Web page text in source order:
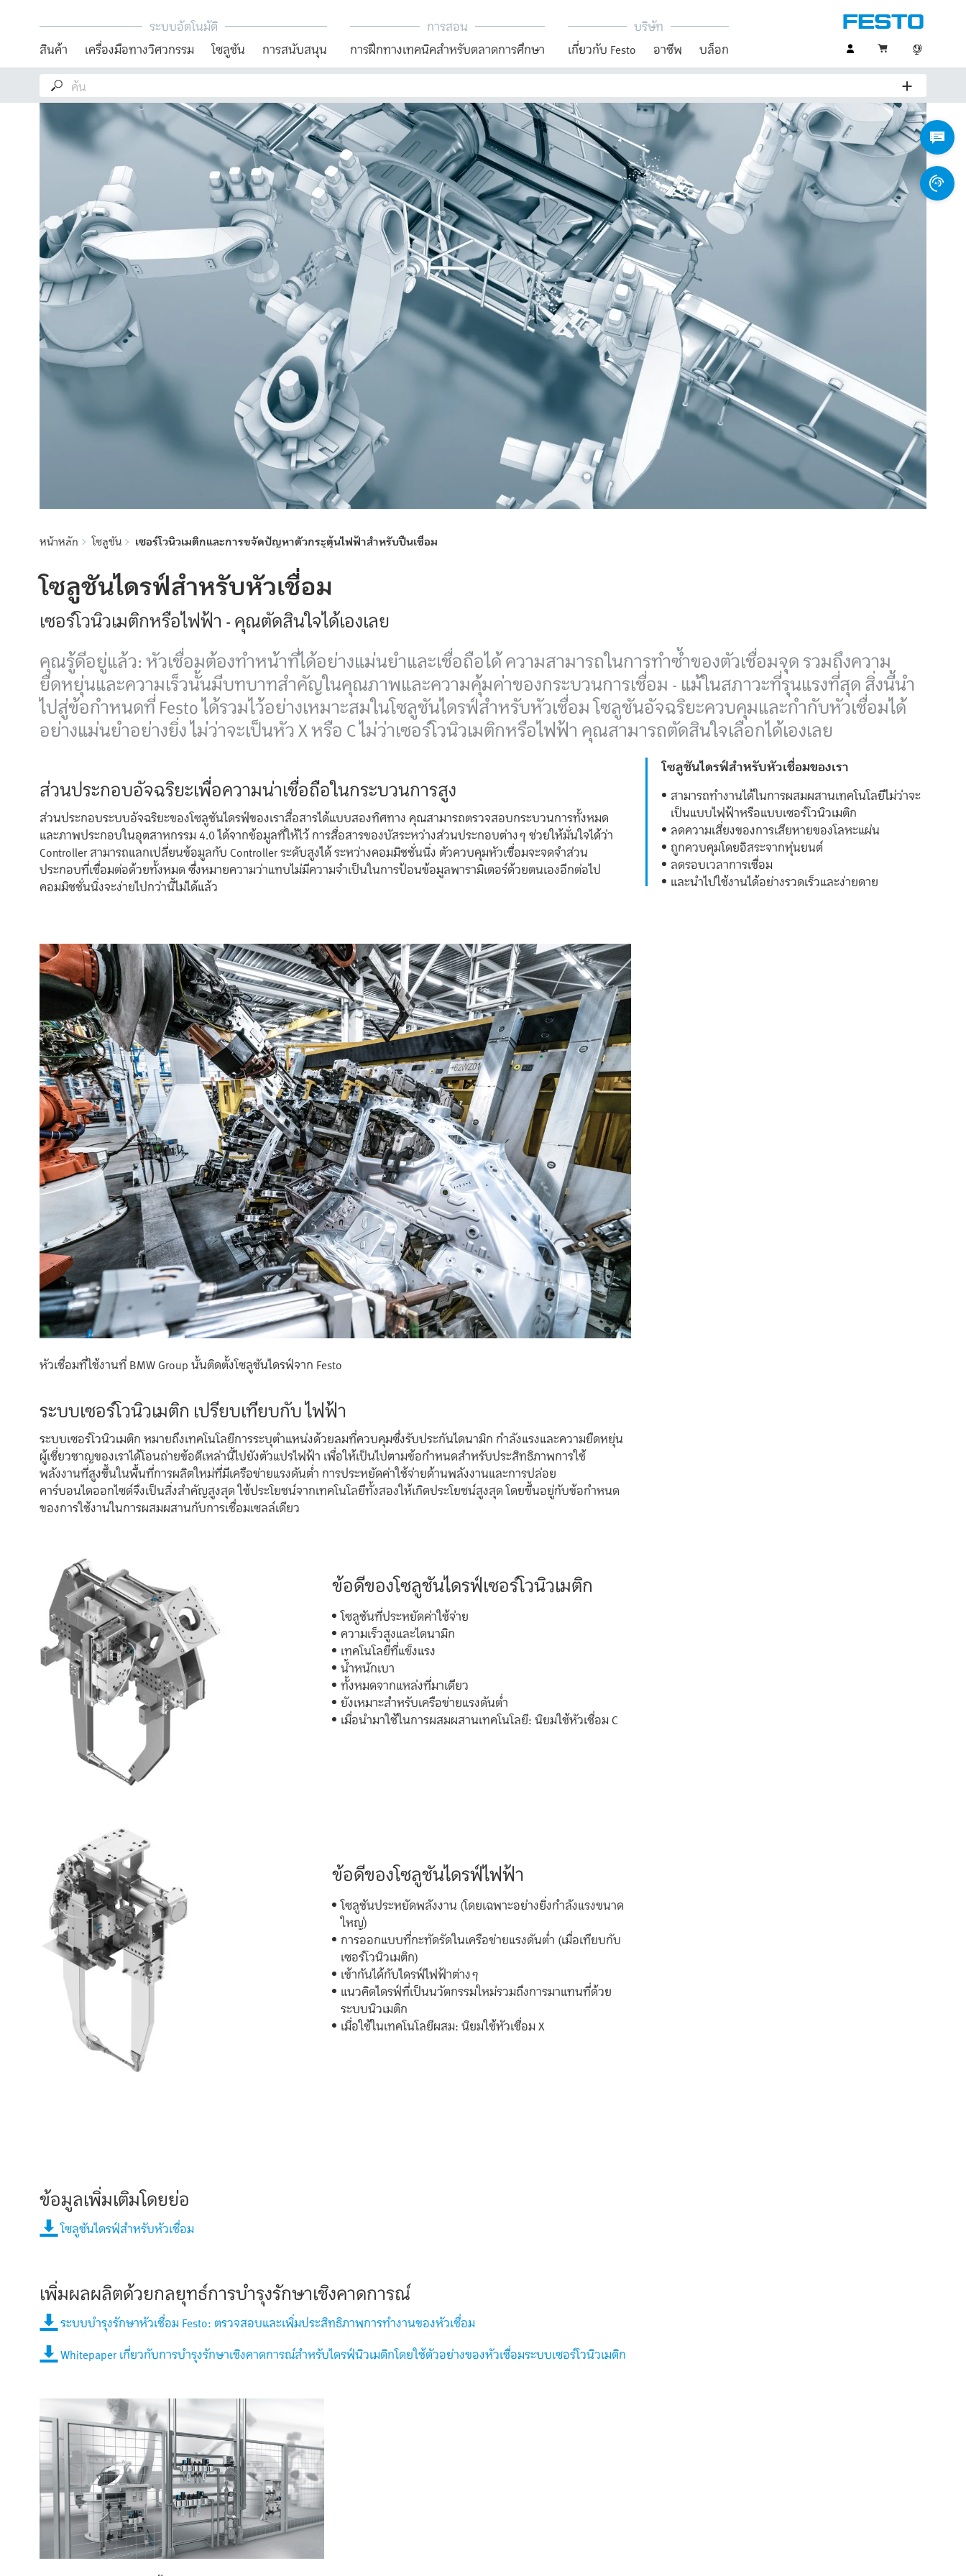
ระบบอัตโนมัติ
สินค้า
เครื่องมือทางวิศวกรรม โซลูชัน การสนับสนุน
การสอน
การฝึกทางเทคนิคสำหรับตลาดการศึกษา
บริษัท
เกี่ยวกับ Festo
อาชีพ บล็อก
หน้าหลัก โซลูชัน เซอร์โวนิวเมติกและการขจัดปัญหาตัวกระุตุ้นไฟฟ้าสำหรับปืนเชื่อม
โซลูชันไดรฟ์สำหรับหัวเชื่อม
เซอร์โวนิวเมติกหรือไฟฟ้า - คุณตัดสินใจได้เองเลย
คุณรู้ดีอยู่แล้ว: หัวเชื่อมต้องทำหน้าที่ได้อย่างแม่นยำและเชื่อถือได้ ความสามารถในการทำซ้ำของตัวเชื่อมจุด รวมถึงความ
ยืดหยุ่นและความเร็วนั้นมีบทบาทสำคัญในคุณภาพและความคุ้มค่าของกระบวนการเชื่อม - แม้ในสภาวะที่รุนแรงที่สุด สิ่งนี้นำ
ไปสู่ข้อกำหนดที่ Festo ได้รวมไว้อย่างเหมาะสมในโซลูชันไดรฟ์สำหรับหัวเชื่อม โซลูชันอัจฉริยะควบคุมและกำกับหัวเชื่อมได้
อย่างแม่นยำอย่างยิ่ง ไม่ว่าจะเป็นหัว X หรือ C ไม่ว่าเซอร์โวนิวเมติกหรือไฟฟ้า คุณสามารถตัดสินใจเลือกได้เองเลย
ส่วนประกอบอัจฉริยะเพื่อความน่าเชื่อถือในกระบวนการสูง
ส่วนประกอบระบบอัจฉริยะของโซลูชันไดรฟ์ของเราสื่อสารได้แบบสองทิศทาง คุณสามารถตรวจสอบกระบวนการทั้งหมด
และภาพประกอบในอุตสาหกรรม 4.0 ได้จากข้อมูลที่ให้ไว้ การสื่อสารของบัสระหว่างส่วนประกอบต่างๆ ช่วยให้มั่นใจได้ว่า
Controller สามารถแลกเปลี่ยนข้อมูลกับ Controller ระดับสูงได้ ระหว่างคอมมิชชั่นนิ่ง ตัวควบคุมหัวเชื่อมจะจดจำส่วน
ประกอบที่เชื่อมต่อด้วยทั้งหมด ซึ่งหมายความว่าแทบไม่มีความจำเป็นในการป้อนข้อมูลพารามิเตอร์ด้วยตนเองอีกต่อไป
คอมมิชชั่นนิ่งจะง่ายไปกว่านี้ไม่ได้แล้ว
โซลูชันไดรฟ์สำหรับหัวเชื่อมของเรา
สามารถทำงานได้ในการผสมผสานเทคโนโลยีไม่ว่าจะ
เป็นแบบไฟฟ้าหรือแบบเซอร์โวนิวเมติก
ลดความเสี่ยงของการเสียหายของโลหะแผ่น
ถูกควบคุมโดยอิสระจากหุ่นยนต์
ลดรอบเวลาการเชื่อม
และนำไปใช้งานได้อย่างรวดเร็วและง่ายดาย
หัวเชื่อมที่ใช้งานที่ BMW Group นั้นติดตั้งโซลูชันไดรฟ์จาก Festo
ระบบเซอร์โวนิวเมติก เปรียบเทียบกับ ไฟฟ้า
ระบบเซอร์โวนิวเมติก หมายถึงเทคโนโลยีการระบุตำแหน่งด้วยลมที่ควบคุมซึ่งรับประกันไดนามิก กำลังแรงและความยืดหยุ่น
ผู้เชี่ยวชาญของเราได้โอนถ่ายข้อดีเหล่านี้ไปยังตัวแปรไฟฟ้า เพื่อให้เป็นไปตามข้อกำหนดสำหรับประสิทธิภาพการใช้
พลังงานที่สูงขึ้นในพื้นที่การผลิตใหม่ที่มีเครือข่ายแรงดันต่ำ การประหยัดค่าใช้จ่ายด้านพลังงานและการปล่อย
คาร์บอนไดออกไซด์จึงเป็นสิ่งสำคัญสูงสุด ใช้ประโยชน์จากเทคโนโลยีทั้งสองให้เกิดประโยชน์สูงสุด โดยขึ้นอยู่กับข้อกำหนด
ของการใช้งานในการผสมผสานกับการเชื่อมเซลล์เดียว
ข้อดีของโซลูชันไดรฟ์เซอร์โวนิวเมติก
โซลูชันที่ประหยัดค่าใช้จ่าย
ความเร็วสูงและไดนามิก
เทคโนโลยีที่แข็งแรง
น้ำหนักเบา
ทั้งหมดจากแหล่งที่มาเดียว
ยังเหมาะสำหรับเครือข่ายแรงดันต่ำ
เมื่อนำมาใช้ในการผสมผสานเทคโนโลยี: นิยมใช้หัวเชื่อม C
ข้อดีของโซลูชันไดรฟ์ไฟฟ้า
โซลูชันประหยัดพลังงาน (โดยเฉพาะอย่างยิ่งกำลังแรงขนาด
ใหญ่)
การออกแบบที่กะทัดรัดในเครือข่ายแรงดันต่ำ (เมื่อเทียบกับ
เซอร์โวนิวเมติก)
เข้ากันได้กับไดรฟ์ไฟฟ้าต่างๆ
แนวคิดไดรฟ์ที่เป็นนวัตกรรมใหม่รวมถึงการมาแทนที่ด้วย
ระบบนิวเมติก
เมื่อใช้ในเทคโนโลยีผสม: นิยมใช้หัวเชื่อม X
ข้อมูลเพิ่มเติมโดยย่อ
โซลูชันไดรฟ์สำหรับหัวเชื่อม
เพิ่มผลผลิตด้วยกลยุทธ์การบำรุงรักษาเชิงคาดการณ์
ระบบบำรุงรักษาหัวเชื่อม Festo: ตรวจสอบและเพิ่มประสิทธิภาพการทำงานของหัวเชื่อม
Whitepaper เกี่ยวกับการบำรุงรักษาเชิงคาดการณ์สำหรับไดรฟ์นิวเมติกโดยใช้ตัวอย่างของหัวเชื่อมระบบเซอร์โวนิวเมติก